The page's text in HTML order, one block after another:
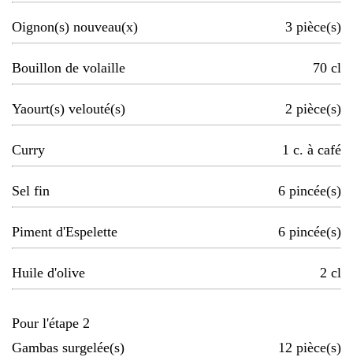
Oignon(s) nouveau(x) 3 pièce(s)
Bouillon de volaille 70 cl
Yaourt(s) velouté(s) 2 pièce(s)
Curry 1 c. à café
Sel fin 6 pincée(s)
Piment d'Espelette 6 pincée(s)
Huile d'olive 2 cl
Pour l'étape 2
Gambas surgelée(s)
12 pièce(s)